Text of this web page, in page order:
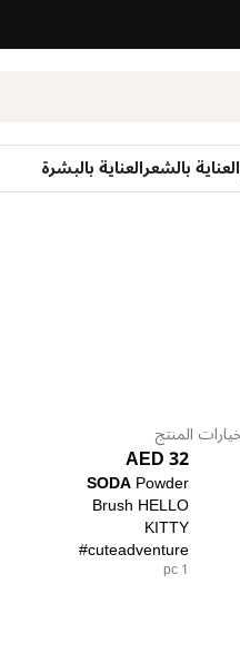
العناية بالشعرالعناية بالبشرة
32 AED
SODAPowder
Brush HELLO
KITTY
#cuteadventure
1 pc